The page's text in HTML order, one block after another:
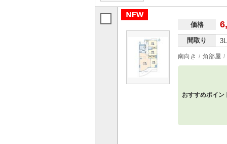
価格
間取り
南向き 角部屋
おすすめポイン